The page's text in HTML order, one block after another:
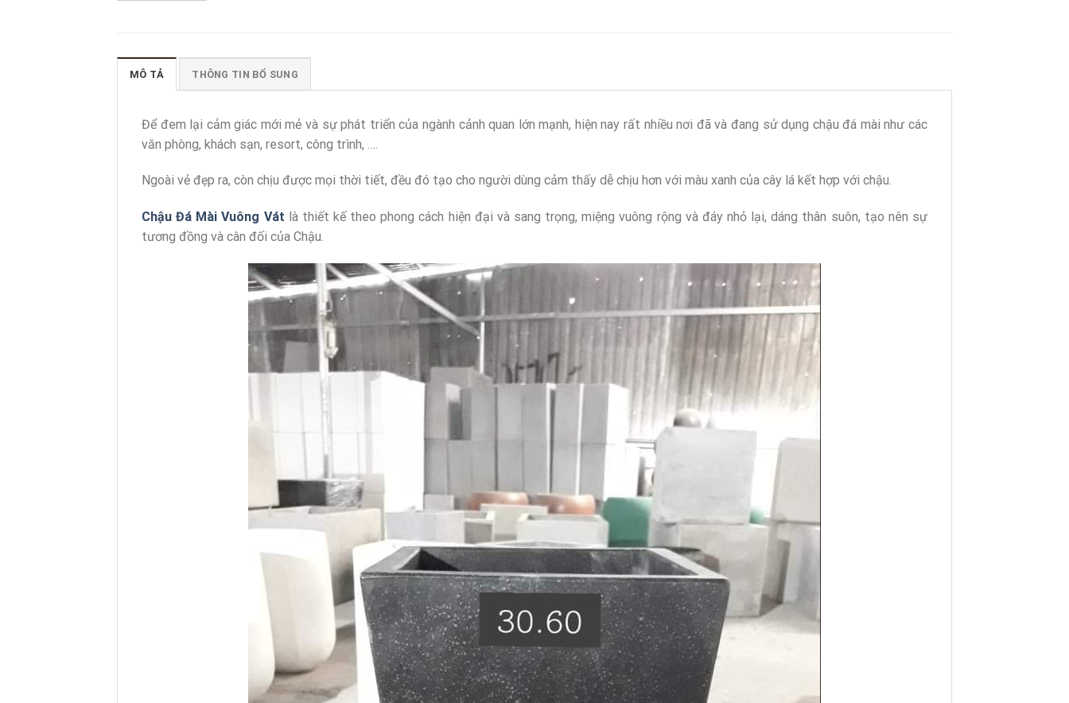
MÔ TẢ THÔNG TIN BỔ SUNG
Để đem lại cảm giác mới mẻ và sự phát triển của ngành cảnh quan lớn mạnh, hiện nay rất nhiều nơi đã và đang sử dụng chậu đá mài như các
văn phòng, khách sạn, resort, công trình, ….
Ngoài vẻ đẹp ra, còn chịu được mọi thời tiết, đều đó tạo cho người dùng cảm thấy dễ chịu hơn với màu xanh của cây lá kết hợp với chậu.
Chậu Đá Mài Vuông Vát là thiết kế theo phong cách hiện đại và sang trọng, miệng vuông rộng và đáy nhỏ lại, dáng thân suôn, tạo nên sự
tương đồng và cân đối của Chậu.